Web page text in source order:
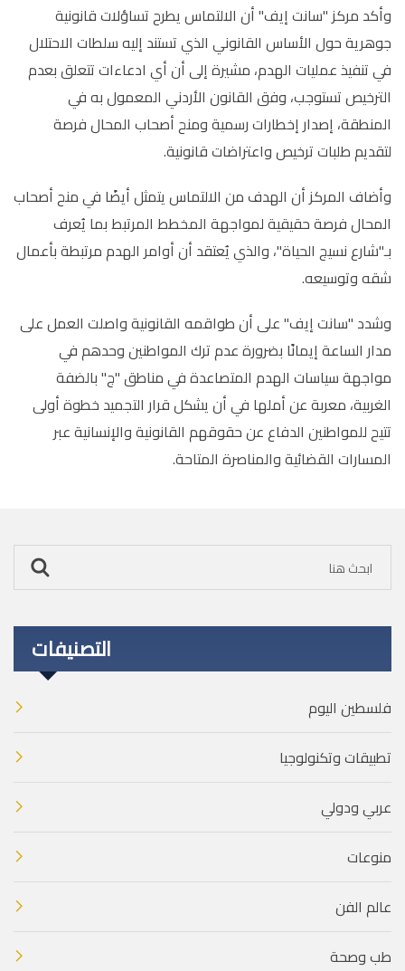
وأكد مركز "سانت إيف" أن الالتماس يطرح تساؤلات قانونية
جوهرية حول الأساس القانوني الذي تستند إليه سلطات الاحتلال
في تنفيذ عمليات الهدم، مشيرة إلى أن أي ادعاءات تتعلق بعدم
الترخيص تستوجب، وفق القانون الأردني المعمول به في
المنطقة، إصدار إخطارات رسمية ومنح أصحاب المحال فرصة
لتقديم طلبات ترخيص واعتراضات قانونية.
وأضاف المركز أن الهدف من الالتماس يتمثل أيضًا في منح أصحاب
المحال فرصة حقيقية لمواجهة المخطط المرتبط بما يُعرف
بـ"شارع نسيج الحياة"، والذي يُعتقد أن أوامر الهدم مرتبطة بأعمال
شقه وتوسيعه.
وشدد "سانت إيف" على أن طواقمه القانونية واصلت العمل على
مدار الساعة إيمانًا بضرورة عدم ترك المواطنين وحدهم في
مواجهة سياسات الهدم المتصاعدة في مناطق "ج" بالضفة
الغربية، معربة عن أملها في أن يشكل قرار التجميد خطوة أولى
تتيح للمواطنين الدفاع عن حقوقهم القانونية والإنسانية عبر
المسارات القضائية والمناصرة المتاحة.
التصنيفات
فلسطين اليوم
تطبيقات وتكنولوجيا
عربي ودولي
منوعات
عالم الفن
طب وصحة